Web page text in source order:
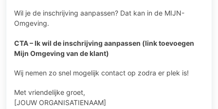
Wil je de inschrijving aanpassen? Dat kan in de MIJN-
Omgeving.
CTA – Ik wil de inschrijving aanpassen (link toevoegen
Mijn Omgeving van de klant)
Wij nemen zo snel mogelijk contact op zodra er plek is!
Met vriendelijke groet,
[JOUW ORGANISATIENAAM]